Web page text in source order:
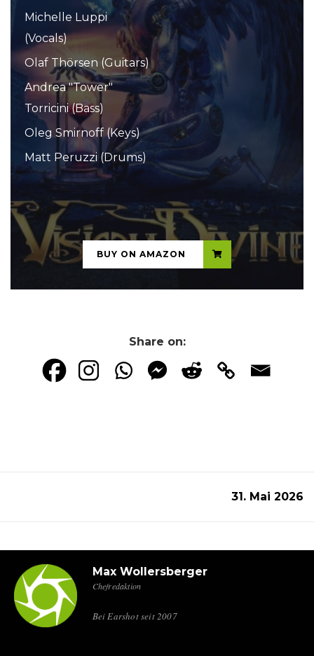
Michelle Luppi
(Vocals)
Olaf Thörsen (Guitars)
Andrea "Tower"
Torricini (Bass)
Oleg Smirnoff (Keys)
Matt Peruzzi (Drums)
...
BUY ON AMAZON
Share on:
31. Mai 2026
Max Wollersberger
Chefredaktion
Bei Earshot seit 2007